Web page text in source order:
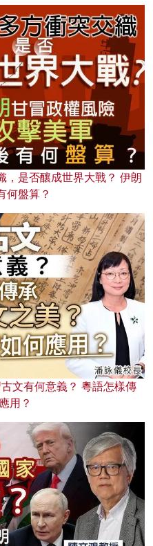
，是否釀成世界大戰？ 伊朗
何盤算？
文有何意義？ 粵語怎樣傳
用？